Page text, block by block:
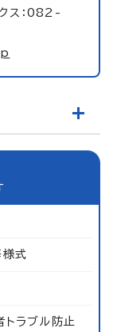
ス：082-
様式
トラブル防止